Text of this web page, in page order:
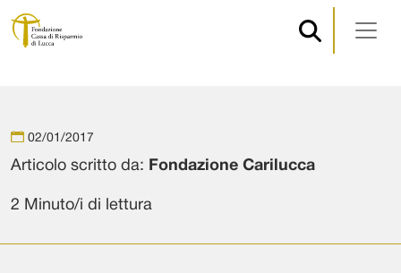
Navigazione principale
02/01/2017
Articolo scritto da: Fondazione Carilucca
2 Minuto/i di lettura